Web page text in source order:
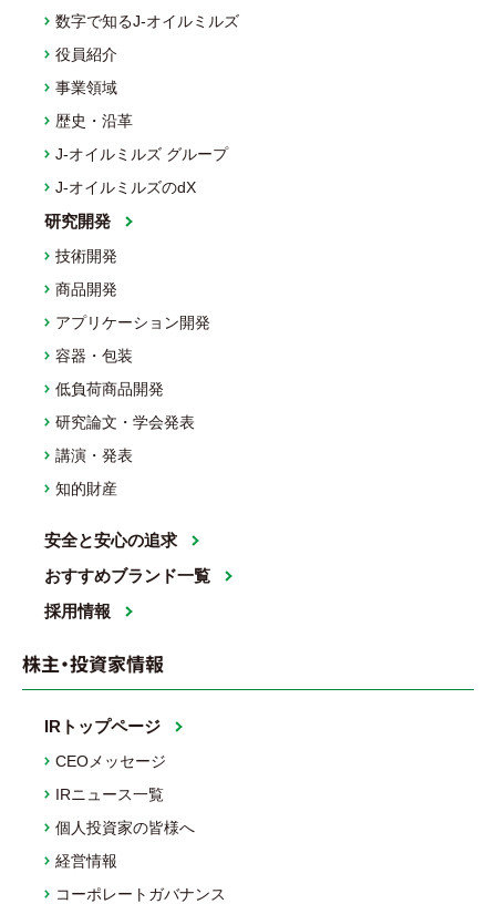
数字で知るJ-オイルミルズ
役員紹介
事業領域
歴史・沿革
J-オイルミルズ グループ
J-オイルミルズのdX
研究開発
技術開発
商品開発
アプリケーション開発
容器・包装
低負荷商品開発
研究論文・学会発表
講演・発表
知的財産
安全と安心の追求
おすすめブランド一覧
採用情報
株主・投資家情報
IRトップページ
CEOメッセージ
IRニュース一覧
個人投資家の皆様へ
経営情報
コーポレートガバナンス